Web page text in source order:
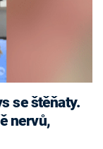
nervů,